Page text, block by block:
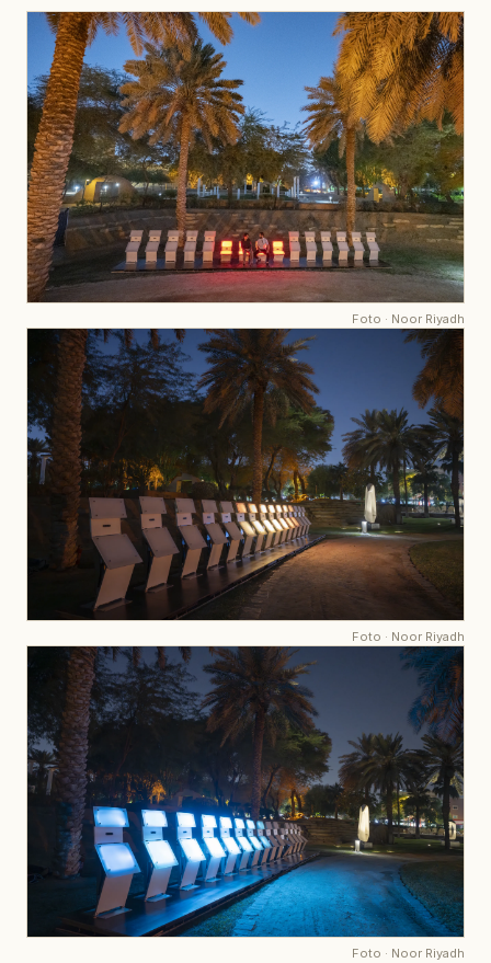
Foto · Noor Riyadh
Foto · Noor Riyadh
Foto · Noor Riyadh